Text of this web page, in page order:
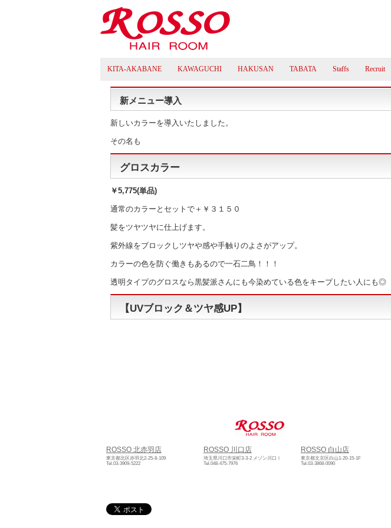
KITA-AKABANE KAWAGUCHI HAKUSAN TABATA Staffs Recruit
新メニュー導入
新しいカラーを導入いたしました。
その名も
グロスカラー
￥5,775(単品)
通常のカラーとセットで＋￥３１５０
髪をツヤツヤに仕上げます。
紫外線をブロックしツヤや感や手触りのよさがアップ。
カラーの色を防ぐ働きもあるので一石二鳥！！！
透明タイプのグロスなら黒髪派さんにも今染めている色をキープしたい人にも◎
【UVブロック＆ツヤ感UP】
ROSSO 北赤羽店
東京都北区赤羽北2-25-8-109
Tel.03-3909-5222
ROSSO 川口店
埼玉県川口市栄町3-3-2 メゾン川口Ⅰ
Tel.048-475-7976
ROSSO 白山店
東京都文京区白山1-20-15-1F
Tel.03-3868-0090